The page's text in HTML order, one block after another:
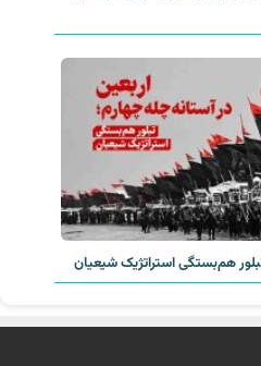
هم‌بستگی استراتژیک شیعیان